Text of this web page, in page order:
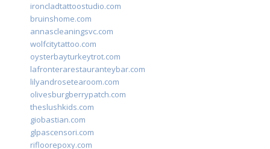
ironcladtattoostudio.com
bruinshome.com
annascleaningsvc.com
wolfcitytattoo.com
oysterbayturkeytrot.com
lafronterarestauranteybar.com
lilyandrosetearoom.com
olivesburgberrypatch.com
theslushkids.com
giobastian.com
glpascensori.com
rifloorepoxy.com